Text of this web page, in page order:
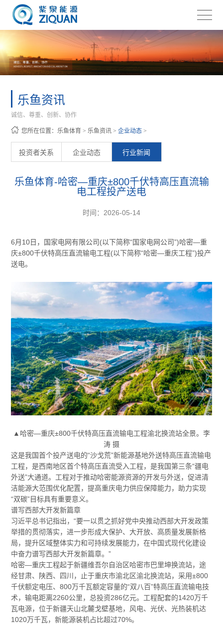
乐鱼资讯
诚信、尊重、创新、协作
您所在位置：乐鱼体育 >乐鱼资讯 >企业动态 >
投资者关系 企业动态 行业新闻
乐鱼体育-哈密—重庆±800千伏特高压直流输
电工程投产送电
时间：2026-05-14
6月10日，国家电网有限公司(以下简称“国家电网公司”)哈密—重
庆±800千伏特高压直流输电工程(以下简称“哈密—重庆工程”)投产
送电。
▲哈密—重庆±800千伏特高压直流输电工程渝北换流站全景。李
涛 摄
这是我国首个投产送电的“沙戈荒”新能源基地外送特高压直流输电
工程，是西南地区首个特高压直流受入工程，是我国第三条“疆电
外送”大通道。工程对于推动哈密能源资源的开发与外送，促进清
洁能源大范围优化配置，提高重庆电力供应保障能力，助力实现
“双碳”目标具有重要意义。
谱写西部大开发新篇章
习近平总书记指出，“要一以贯之抓好党中央推动西部大开发政策
举措的贯彻落实，进一步形成大保护、大开放、高质量发展新格
局，提升区域整体实力和可持续发展能力，在中国式现代化建设
中奋力谱写西部大开发新篇章。”
哈密—重庆工程起于新疆维吾尔自治区哈密市巴里坤换流站，途
经甘肃、陕西、四川，止于重庆市渝北区渝北换流站，采用±800
千伏额定电压、800万千瓦额定容量的“双八百”特高压直流输电技
术，输电距离2260公里，总投资286亿元。工程配套的1420万千
瓦电源，位于新疆天山北麓戈壁基地，风电、光伏、光热装机达
1020万千瓦，新能源装机占比超过70%。